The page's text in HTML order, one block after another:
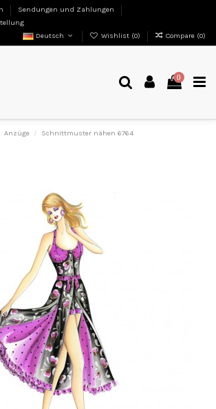
Sendungen und Zahlungen
Deutsch
Wishlist (0) Compare (0)
0
Anzüge Schnittmuster nähen 6764